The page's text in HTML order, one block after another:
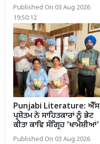
Published On 03 Aug 2026
19:50:12
Punjabi Literature: ਐੱਸ
ਪ੍ਰਸ਼ੋਤਮ ਨੇ ਸਾਹਿਤਕਾਰਾਂ ਨੂੰ ਭੇਟ
ਕੀਤਾ ਕਾਵਿ ਸੰਗ੍ਰਿਹ ‘ਖਾਮੋਸ਼ੀਆਂ’
Published On 03 Aug 2026